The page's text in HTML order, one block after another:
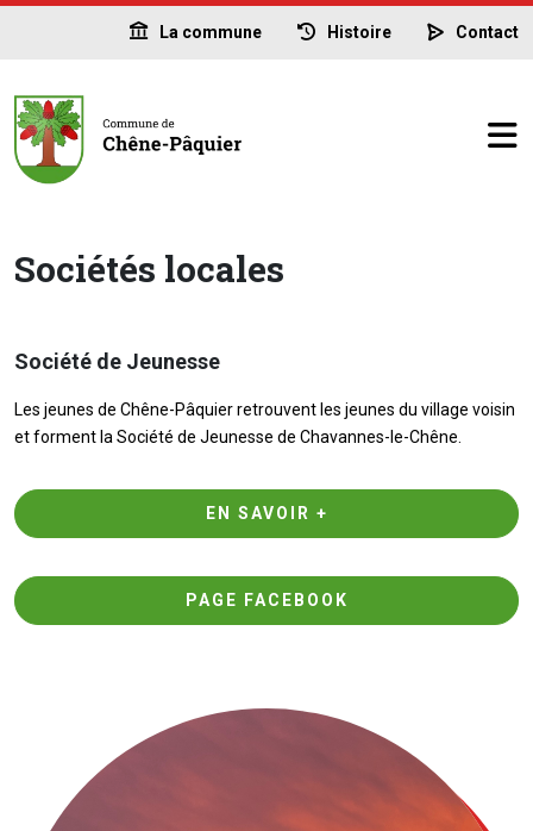
La commune Histoire Contact
Sociétés locales
Société de Jeunesse
Les jeunes de Chêne-Pâquier retrouvent les jeunes du village voisin
et forment la Société de Jeunesse de Chavannes-le-Chêne.
EN SAVOIR +
PAGE FACEBOOK